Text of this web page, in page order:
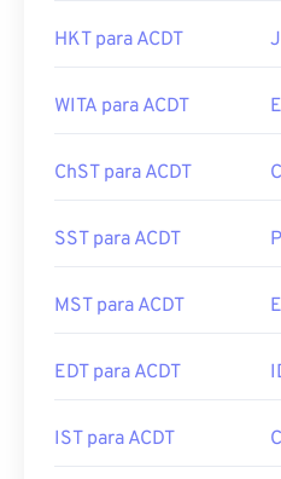
HKT para ACDT
WITA para ACDT
ChST para ACDT
SST para ACDT
MST para ACDT
EDT para ACDT
IST para ACDT